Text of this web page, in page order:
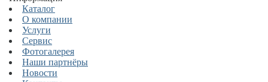
Каталог
О компании
Услуги
Сервис
Фотогалерея
Наши партнёры
Новости